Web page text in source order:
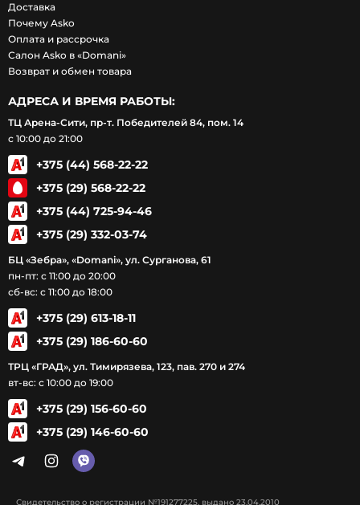
Доставка
Почему Asko
Оплата и рассрочка
Салон Asko в «Domani»
Возврат и обмен товара
АДРЕСА И ВРЕМЯ РАБОТЫ:
ТЦ Арена-Сити, пр-т. Победителей 84, пом. 14
с 10:00 до 21:00
+375 (44) 568-22-22
+375 (29) 568-22-22
+375 (44) 725-94-46
+375 (29) 332-03-74
БЦ «Зебра», «Domani», ул. Сурганова, 61
пн-пт: с 11:00 до 20:00
сб-вс: с 11:00 до 18:00
+375 (29) 613-18-11
+375 (29) 186-60-60
ТРЦ «ГРАД», ул. Тимирязева, 123, пав. 270 и 274
вт-вс: с 10:00 до 19:00
+375 (29) 156-60-60
+375 (29) 146-60-60
Свидетельство о регистрации №191277225, выдано 23.04.2010